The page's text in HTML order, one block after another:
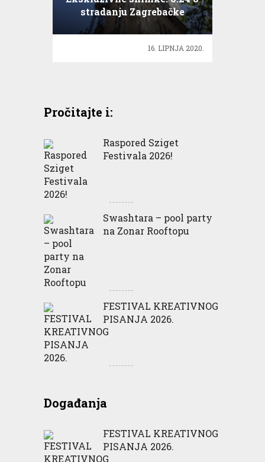
stradanju Zagrebačke
katedrale u potresu
16. LIPNJA 2020.
Pročitajte i:
Raspored Sziget
Festivala 2026!
Swashtara – pool party
na Zonar Rooftopu
FESTIVAL KREATIVNOG
PISANJA 2026.
Događanja
FESTIVAL KREATIVNOG
PISANJA 2026.